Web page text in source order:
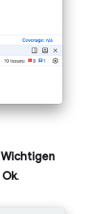
Wichtigen
Ok.